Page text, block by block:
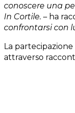
conoscere una
In Cortile. – ha
confrontarsi con
La partecipazione
attraverso